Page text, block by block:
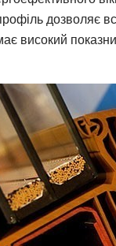
дозволяє
високий